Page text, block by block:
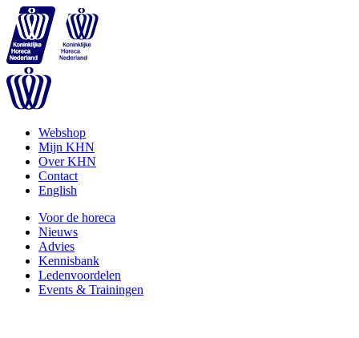
Webshop
Mijn KHN
Over KHN
Contact
English
Voor de horeca
Nieuws
Advies
Kennisbank
Ledenvoordelen
Events & Trainingen